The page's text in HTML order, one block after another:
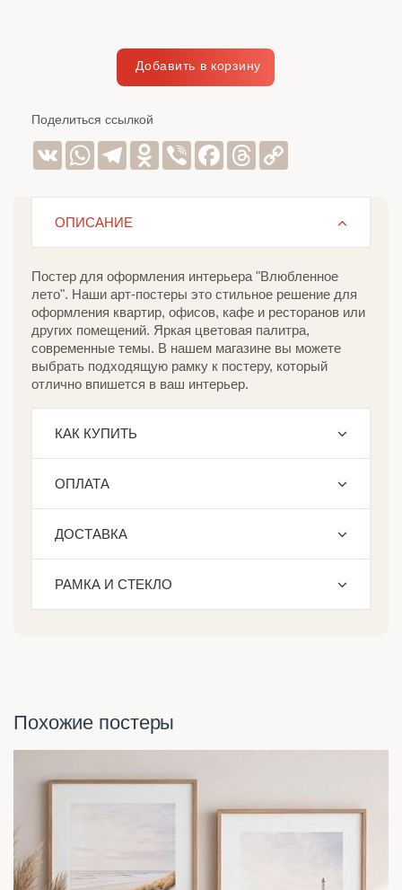
Поделиться ссылкой
VK WhatsAppTelegramOdnoklassniki
Viber Facebook
Threads
ОПИСАНИЕ
Постер для оформления интерьера "Влюбленное
лето". Наши арт-постеры это стильное решение для
оформления квартир, офисов, кафе и ресторанов или
других помещений. Яркая цветовая палитра,
современные темы. В нашем магазине вы можете
выбрать подходящую рамку к постеру, который
отлично впишется в ваш интерьер.
КАК КУПИТЬ
ОПЛАТА
ДОСТАВКА
РАМКА И СТЕКЛО
Похожие постеры